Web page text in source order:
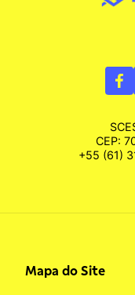
CEP:
+55 (61)
Mapa do Site